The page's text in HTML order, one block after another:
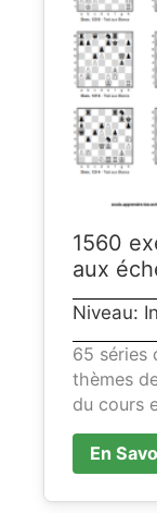
1560
aux
Niveau:
65 séries
thèmes
du cours
En